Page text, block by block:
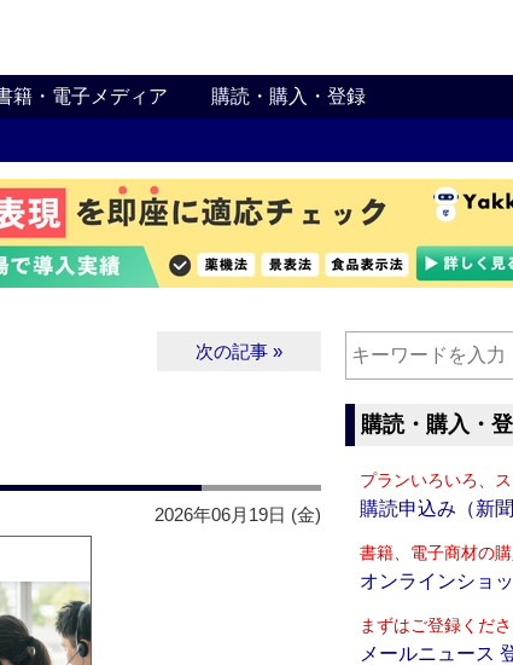
籍・電子メディア 購読・購入・登録
次の記事 »
2026年06月19日 (金)
購読・購入・
プランいろいろ、
購読申込み（新聞
書籍、電子商材の
オンラインショ
まずはご登録くだ
メールニュース